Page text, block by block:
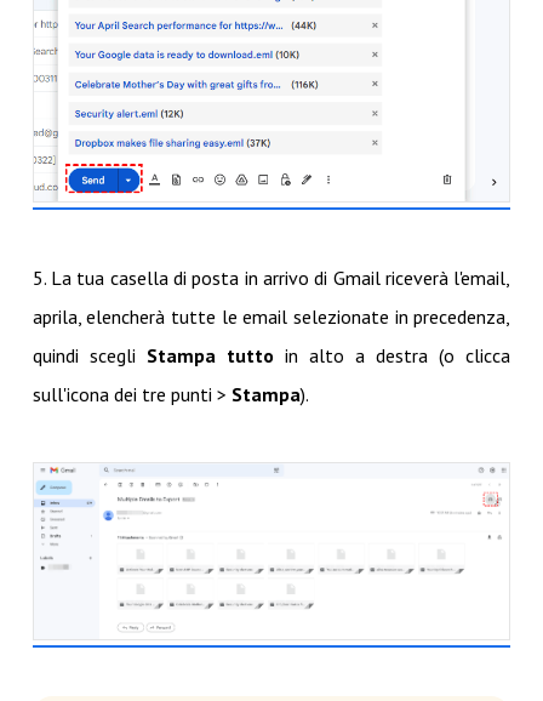
5. La tua casella di posta in arrivo di Gmail riceverà l'email,
aprila, elencherà tutte le email selezionate in precedenza,
quindi scegli Stampa tutto in alto a destra (o clicca
sull'icona dei tre punti > Stampa).